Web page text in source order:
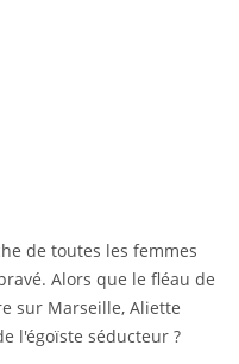
de toutes les femmes
Alors que le fléau de
sur Marseille, Aliette
l'égoïste séducteur ?